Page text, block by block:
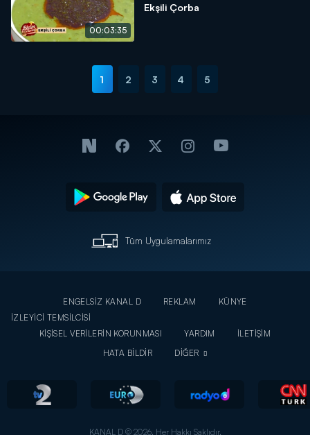
00:03:35
Ekşili Çorba
1 2 3 4 5
Tüm Uygulamalarımız
ENGELSİZ KANAL D REKLAM
KÜNYE
İZLEYİCİ TEMSİLCİSİ
KİŞİSEL VERİLERİN KORUNMASI
YARDIM
İLETİŞİM
HATA BİLDİR
DİĞER
KANAL D © 2026. Her Hakkı Saklıdır.